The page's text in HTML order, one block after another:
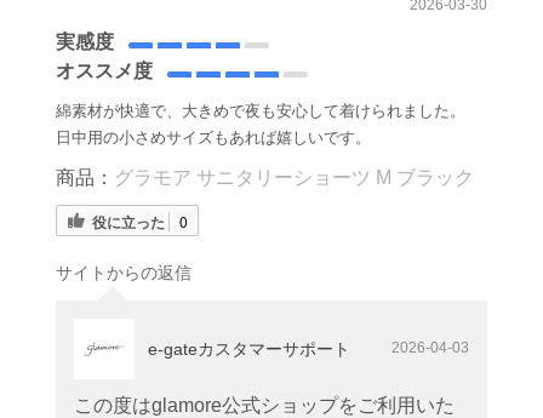
2026-03-30
実感度
オススメ度
綿素材が快適で、大きめで夜も安心して着けられました。
日中用の小さめサイズもあれば嬉しいです。
商品： グラモア サニタリーショーツ M ブラック
役に立った 0
サイトからの返信
e-gateカスタマーサポート 2026-04-03
この度はglamore公式ショップをご利用いた